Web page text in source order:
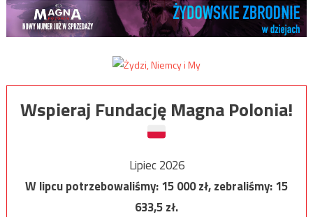
Wspieraj Fundację Magna Polonia!
Lipiec 2026
W lipcu potrzebowaliśmy:15 000zł, zebraliśmy:15
633,5zł.